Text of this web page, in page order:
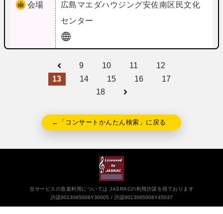
会場 広島マエダハウジング安佐南区民文化
センター
9 10 11
12
13
14 15 16
17
18
←「コンサートかんたん検索」に戻る
当サービスの音楽利用については JASRACの利用許諾を得ております
許諾9013065006Y30005
許諾9013065008Y45037